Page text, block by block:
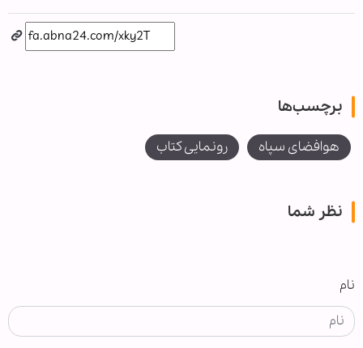
برچسب‌ها
هوافضای سپاه رونمایی کتاب
نظر شما
نام